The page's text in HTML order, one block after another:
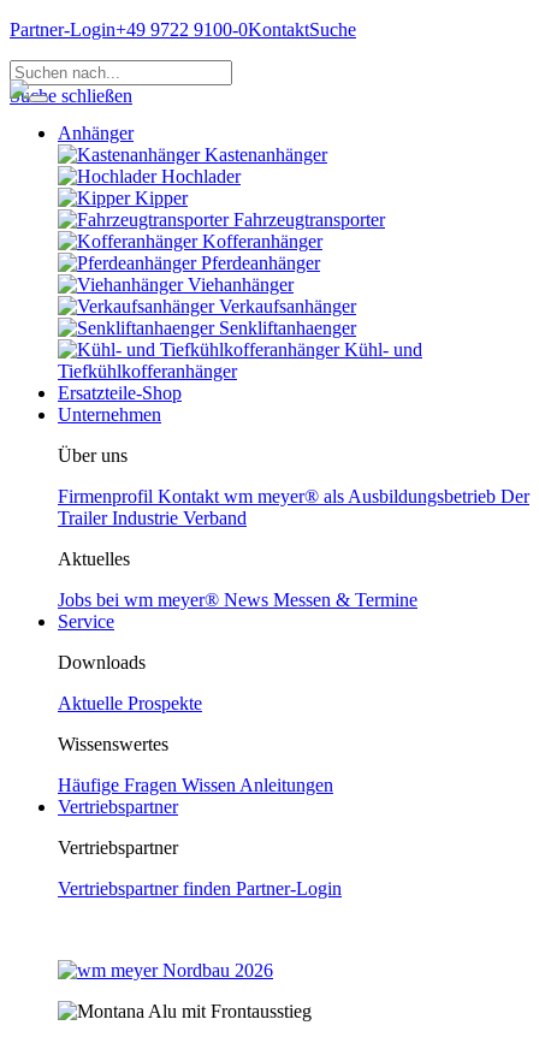
Partner-Login+49 9722 9100-0KontaktSuche
Suche schließen
Anhänger
Kastenanhänger
Hochlader
Kipper
Fahrzeugtransporter
Kofferanhänger
Pferdeanhänger
Viehanhänger
Verkaufsanhänger
Senkliftanhaenger
Kühl- und
Tiefkühlkofferanhänger
Ersatzteile-Shop
Unternehmen
Über uns
Firmenprofil Kontakt wm meyer® als Ausbildungsbetrieb Der
Trailer Industrie Verband
Aktuelles
Jobs bei wm meyer® News Messen & Termine
Service
Downloads
Aktuelle Prospekte
Wissenswertes
Häufige Fragen Wissen Anleitungen
Vertriebspartner
Vertriebspartner
Vertriebspartner finden Partner-Login